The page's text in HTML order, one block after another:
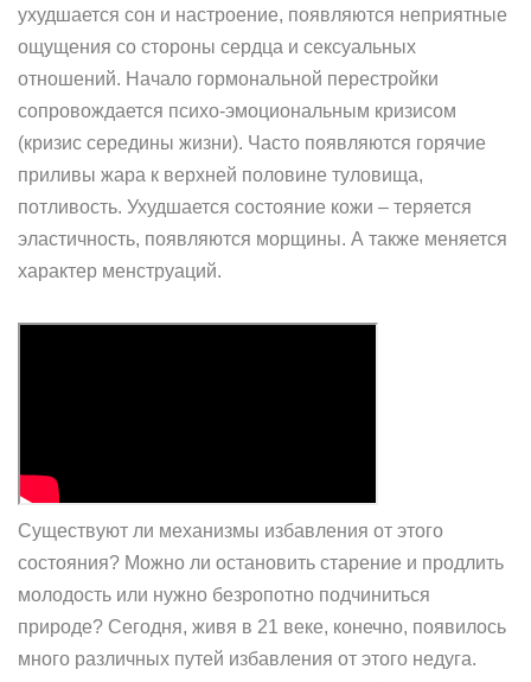
ухудшается сон и настроение, появляются неприятные
ощущения со стороны сердца и сексуальных
отношений. Начало гормональной перестройки
сопровождается психо-эмоциональным кризисом
(кризис середины жизни). Часто появляются горячие
приливы жара к верхней половине туловища,
потливость. Ухудшается состояние кожи – теряется
эластичность, появляются морщины. А также меняется
характер менструаций.
Существуют ли механизмы избавления от этого
состояния? Можно ли остановить старение и продлить
молодость или нужно безропотно подчиниться
природе? Сегодня, живя в 21 веке, конечно, появилось
много различных путей избавления от этого недуга.